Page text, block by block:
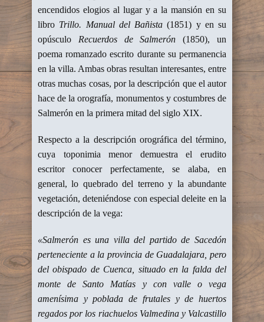
encendidos elogios al lugar y a la mansión en su
libro Trillo. Manual del Bañista (1851) y en su
opúsculo Recuerdos de Salmerón (1850), un
poema romanzado escrito durante su permanencia
en la villa. Ambas obras resultan interesantes, entre
otras muchas cosas, por la descripción que el autor
hace de la orografía, monumentos y costumbres de
Salmerón en la primera mitad del siglo XIX.
Respecto a la descripción orográfica del término,
cuya toponimia menor demuestra el erudito
escritor conocer perfectamente, se alaba, en
general, lo quebrado del terreno y la abundante
vegetación, deteniéndose con especial deleite en la
descripción de la vega:
«Salmerón es una villa del partido de Sacedón
perteneciente a la provincia de Guadalajara, pero
del obispado de Cuenca, situado en la falda del
monte de Santo Matías y con valle o vega
amenísima y poblada de frutales y de huertos
regados por los riachuelos Valmedina y Valcastillo